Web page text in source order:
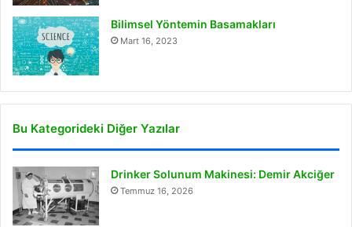
Bilimsel Yöntemin Basamakları
Mart 16, 2023
Bu Kategorideki Diğer Yazılar
Drinker Solunum Makinesi: Demir Akciğer
Temmuz 16, 2026